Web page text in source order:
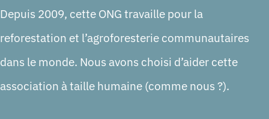
Depuis 2009, cette ONG travaille pour la
reforestation et l’agroforesterie communautaires
dans le monde. Nous avons choisi d’aider cette
association à taille humaine (comme nous ?).